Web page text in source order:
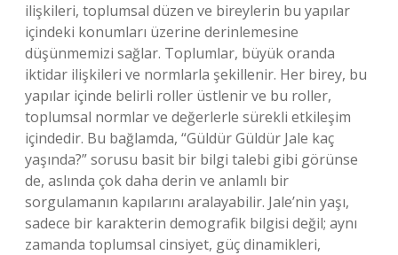
ilişkileri, toplumsal düzen ve bireylerin bu yapılar
içindeki konumları üzerine derinlemesine
düşünmemizi sağlar. Toplumlar, büyük oranda
iktidar ilişkileri ve normlarla şekillenir. Her birey, bu
yapılar içinde belirli roller üstlenir ve bu roller,
toplumsal normlar ve değerlerle sürekli etkileşim
içindedir. Bu bağlamda, “Güldür Güldür Jale kaç
yaşında?” sorusu basit bir bilgi talebi gibi görünse
de, aslında çok daha derin ve anlamlı bir
sorgulamanın kapılarını aralayabilir. Jale’nin yaşı,
sadece bir karakterin demografik bilgisi değil; aynı
zamanda toplumsal cinsiyet, güç dinamikleri,